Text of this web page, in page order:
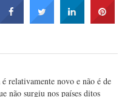
relativamente novo e não é de
não surgiu nos países ditos